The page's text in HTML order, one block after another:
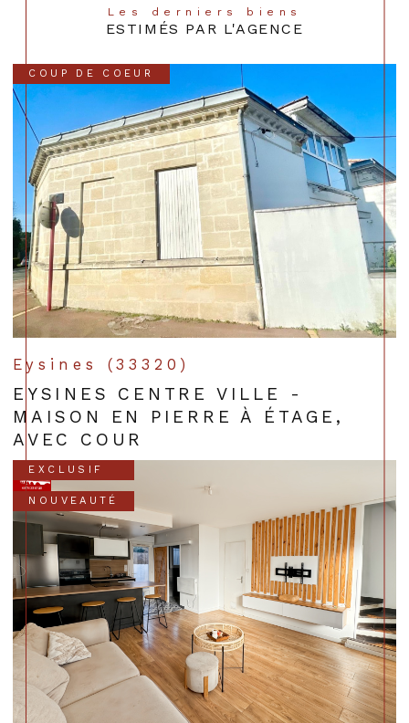
Les derniers biens
ESTIMÉS PAR L'AGENCE
COUP DE COEUR
Eysines (33320)
EYSINES CENTRE VILLE -
MAISON EN PIERRE À ÉTAGE,
AVEC COUR
EXCLUSIF
NOUVEAUTÉ